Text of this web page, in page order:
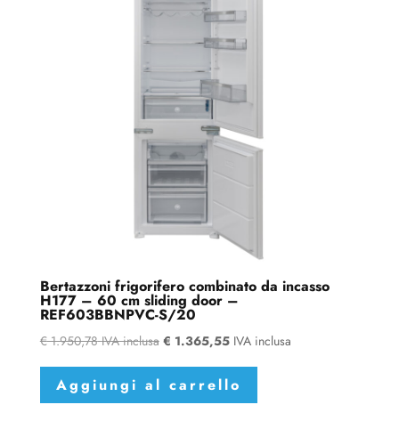
Bertazzoni frigorifero combinato da incasso
H177 – 60 cm sliding door –
REF603BBNPVC-S/20
€1.950,78 IVA inclusa € 1.365,55 IVA inclusa
Aggiungi al carrello